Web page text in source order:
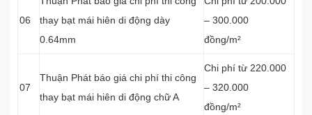
06
thay bạt mái hiên di động dày
0.64mm
– 300.000
đồng/m²
07
Thuận Phát báo giá chi phí thi công
thay bạt mái hiên di động chữ A
Chi phí từ 220.000
– 320.000
đồng/m²